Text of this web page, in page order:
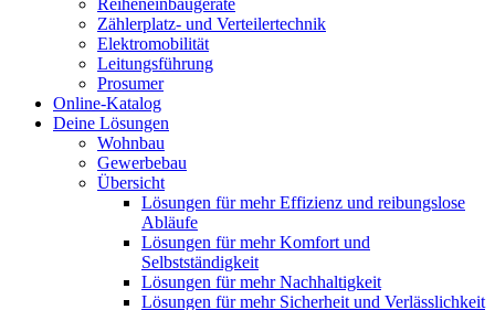
Zählerplatz- und Verteilertechnik
Elektromobilität
Leitungsführung
Prosumer
Online-Katalog
Deine Lösungen
Wohnbau
Gewerbebau
Übersicht
Lösungen für mehr Effizienz und reibungslose
Abläufe
Lösungen für mehr Komfort und
Selbstständigkeit
Lösungen für mehr Nachhaltigkeit
Lösungen für mehr Sicherheit und Verlässlichkeit